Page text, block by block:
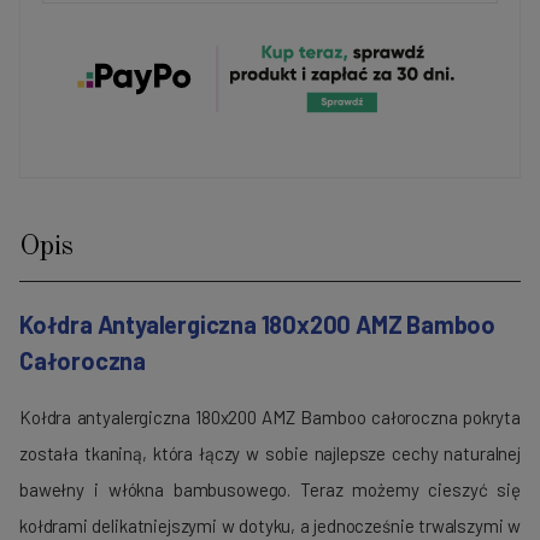
Opis
Kołdra Antyalergiczna 180x200 AMZ Bamboo
Całoroczna
Kołdra antyalergiczna 180x200 AMZ Bamboo całoroczna pokryta
została tkaniną, która łączy w sobie najlepsze cechy naturalnej
bawełny i włókna bambusowego. Teraz możemy cieszyć się
kołdrami delikatniejszymi w dotyku, a jednocześnie trwalszymi w